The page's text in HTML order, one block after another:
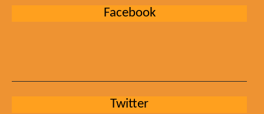
Facebook
Twitter